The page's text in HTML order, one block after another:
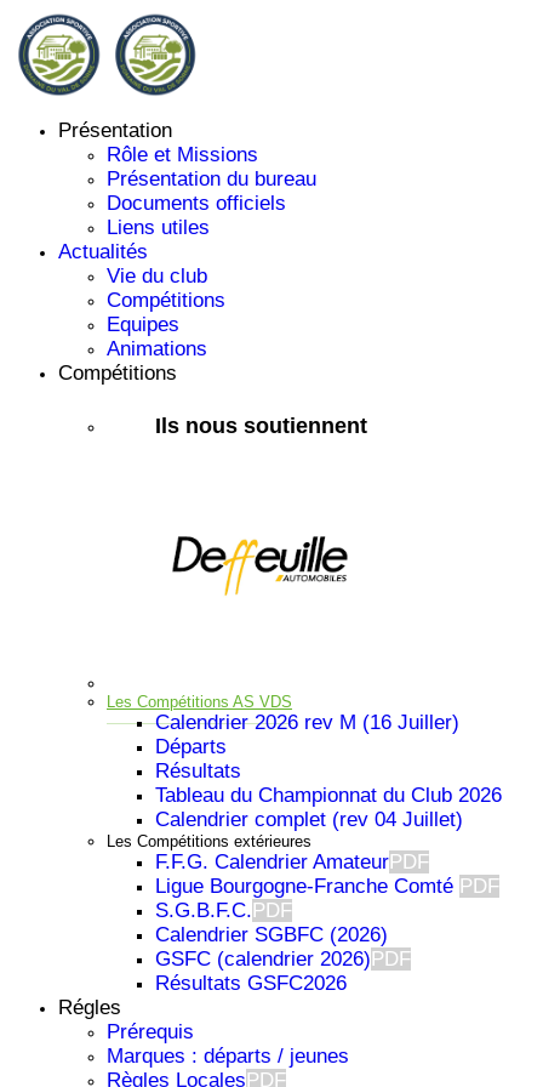
Présentation
Rôle et Missions
Présentation du bureau
Documents officiels
Liens utiles
Actualités
Vie du club
Compétitions
Equipes
Animations
Compétitions
Ils nous soutiennent
Les Compétitions AS VDS
Calendrier 2026 rev M (16 Juiller)
Départs
Résultats
Tableau du Championnat du Club 2026
Calendrier complet (rev 04 Juillet)
Les Compétitions extérieures
F.F.G. Calendrier AmateurPDF
Ligue Bourgogne-Franche Comté PDF
S.G.B.F.C.PDF
Calendrier SGBFC (2026)
GSFC (calendrier 2026)PDF
Résultats GSFC2026
Régles
Prérequis
Marques : départs / jeunes
Règles LocalesPDF